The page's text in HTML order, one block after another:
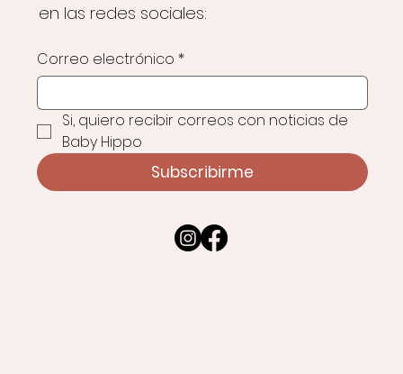
en las redes sociales:
Correo electrónico *
Si, quiero recibir correos con noticias de
Baby Hippo
Subscribirme